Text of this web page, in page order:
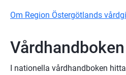
Om Region Östergötlands
Vårdhandboken
I nationella vårdhandboken